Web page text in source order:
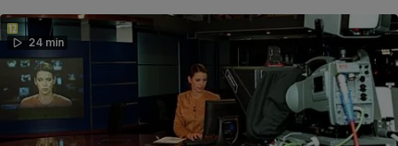
24 min